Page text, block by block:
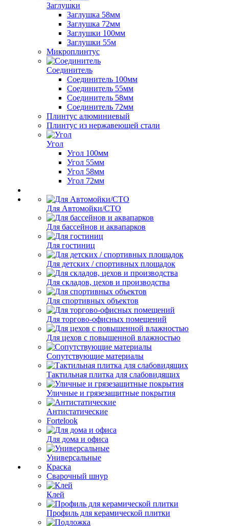
Заглушки
Заглушка 58мм
Заглушка 72мм
Заглушки 100мм
Заглушки 55м
Микроплинтус
Соединитель
Соединитель 100мм
Соединитель 55мм
Соединитель 58мм
Соединитель 72мм
Плинтус алюминиевый
Плинтус из нержавеющей стали
Угол
Угол 100мм
Угол 55мм
Угол 58мм
Угол 72мм
Для Автомойки/СТО
Для бассейнов и аквапарков
Для гостиниц
Для детских / спортивных площадок
Для складов, цехов и производства
Для спортивных объектов
Для торгово-офисных помещений
Для цехов с повышенной влажностью
Сопутствующие материалы
Тактильная плитка для слабовидящих
Уличные и грязезащитные покрытия
Антистатические
Fortelook
Для дома и офиса
Универсальные
Краска
Сварочный шнур
Клей
Профиль для керамической плитки